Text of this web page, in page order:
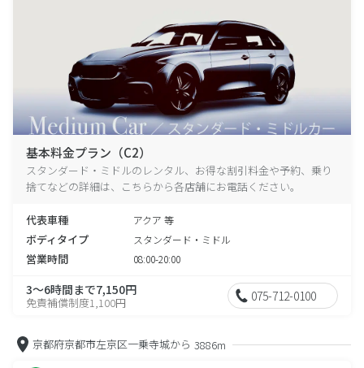
基本料金プラン（C2）
スタンダード・ミドルのレンタル、お得な割引料金や予約、乗り
捨てなどの詳細は、こちらから各店舗にお電話ください。
代表車種 アクア 等
ボディタイプ スタンダード・ミドル
営業時間 08:00-20:00
3～6時間まで7,150円
免責補償制度1,100円 075-712-0100
京都府京都市左京区一乗寺城から 3886m